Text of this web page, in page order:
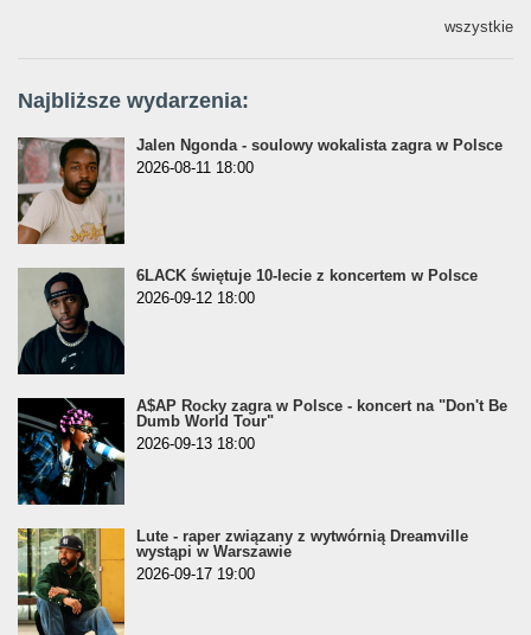
wszystkie
Najbliższe wydarzenia:
Jalen Ngonda - soulowy wokalista zagra w Polsce
2026-08-11 18:00
6LACK świętuje 10-lecie z koncertem w Polsce
2026-09-12 18:00
A$AP Rocky zagra w Polsce - koncert na "Don't Be
Dumb World Tour"
2026-09-13 18:00
Lute - raper związany z wytwórnią Dreamville
wystąpi w Warszawie
2026-09-17 19:00